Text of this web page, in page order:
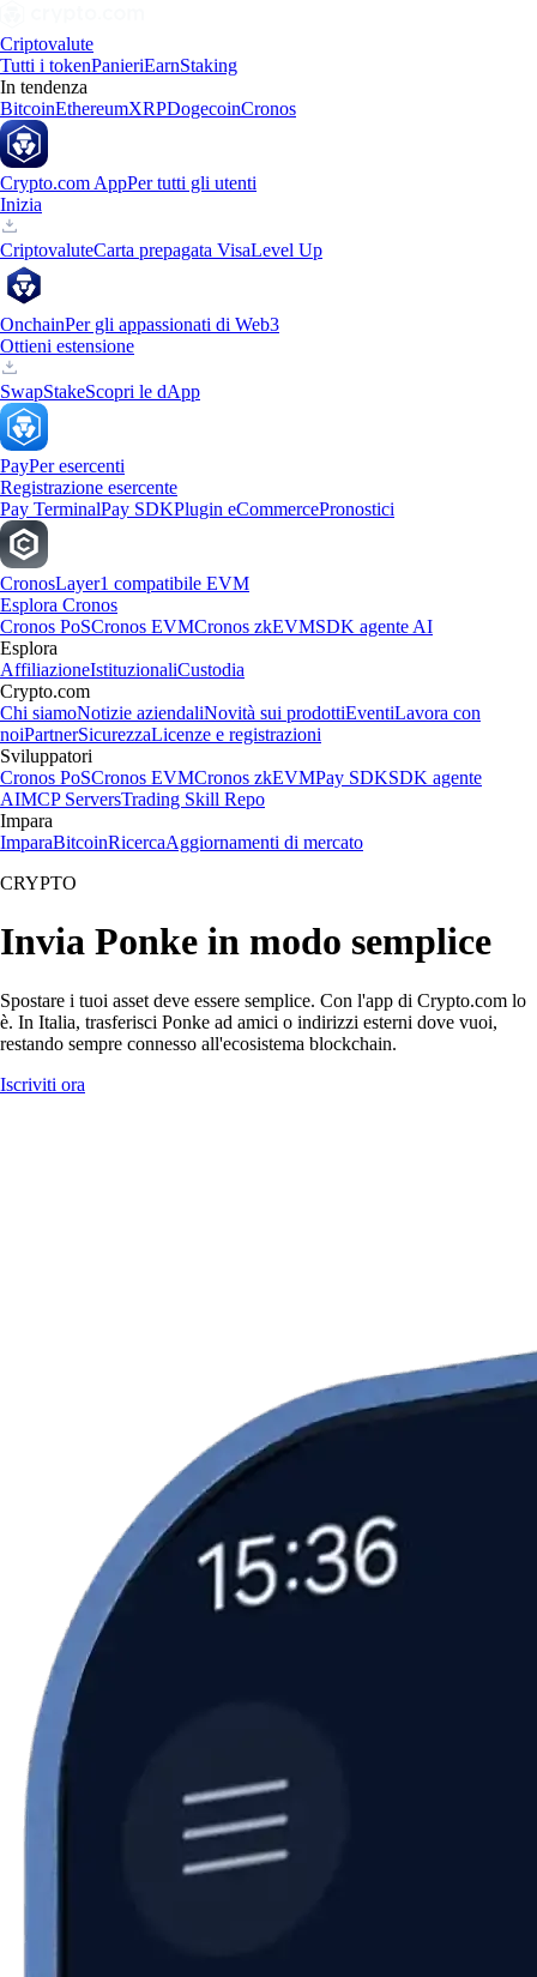
Criptovalute
Tutti i tokenPanieriEarnStaking
In tendenza
BitcoinEthereumXRPDogecoinCronos
Crypto.com AppPer tutti gli utenti
Inizia
CriptovaluteCarta prepagata VisaLevel Up
OnchainPer gli appassionati di Web3
Ottieni estensione
SwapStakeScopri le dApp
PayPer esercenti
Registrazione esercente
Pay TerminalPay SDKPlugin eCommercePronostici
CronosLayer1 compatibile EVM
Esplora Cronos
Cronos PoSCronos EVMCronos zkEVMSDK agente AI
Esplora
AffiliazioneIstituzionaliCustodia
Crypto.com
Chi siamoNotizie aziendaliNovità sui prodottiEventiLavora con
noiPartnerSicurezzaLicenze e registrazioni
Sviluppatori
Cronos PoSCronos EVMCronos zkEVMPay SDKSDK agente
AIMCP ServersTrading Skill Repo
Impara
ImparaBitcoinRicercaAggiornamenti di mercato
CRYPTO
Invia Ponke in modo semplice
Spostare i tuoi asset deve essere semplice. Con l'app di Crypto.com lo
è. In Italia, trasferisci Ponke ad amici o indirizzi esterni dove vuoi,
restando sempre connesso all'ecosistema blockchain.
Iscriviti ora